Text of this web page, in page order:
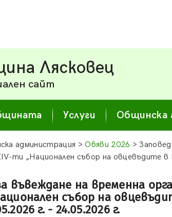
Лясковец
сайт
Услуги Общинска
администрация >Обяви 2026 >
ти „Национален събор на овцевъдите
въвеждане на временна
събор на
г. - 24.05.2026 г.